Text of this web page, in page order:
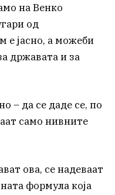
на Венко
од
е јасно, а можеби
државата и за
– да се даде се, по
само нивните
ова, се надеваат
формула која